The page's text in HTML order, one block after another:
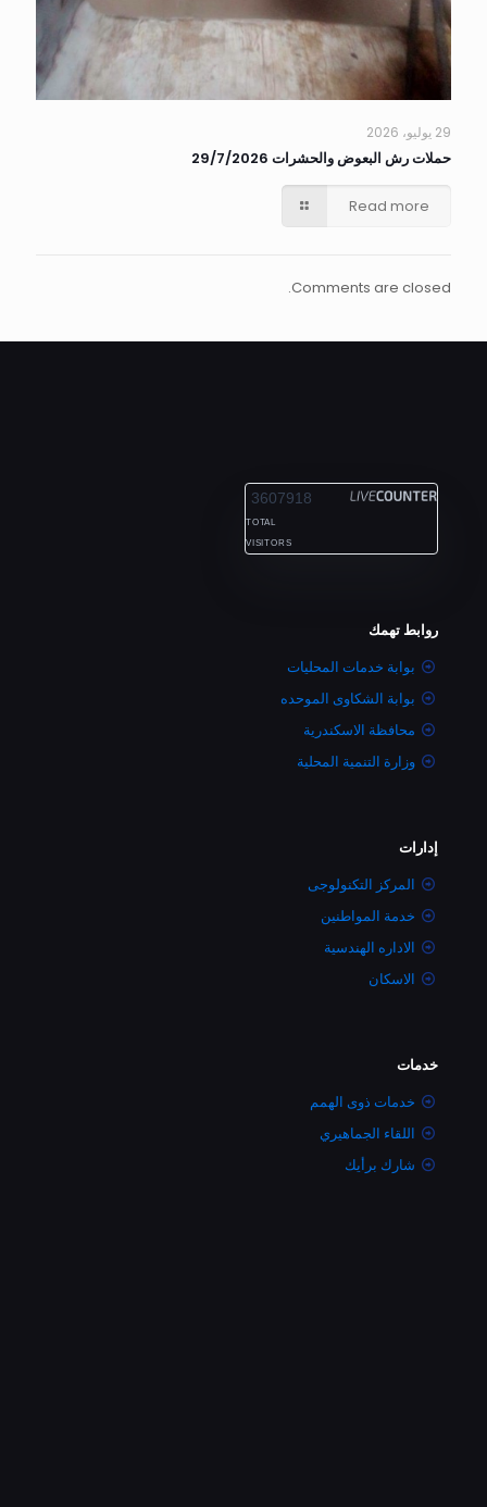
29 يوليو، 2026
حملات رش البعوض والحشرات 29/7/2026
Read more
Comments are closed.
3607918
TOTAL
VISITORS
روابط تهمك
بوابة خدمات المحليات
بوابة الشكاوى الموحده
محافظة الاسكندرية
وزارة التنمية المحلية
إدارات
المركز التكنولوجى
خدمة المواطنين
الاداره الهندسية
الاسكان
خدمات
خدمات ذوى الهمم
اللقاء الجماهيري
شارك برأيك